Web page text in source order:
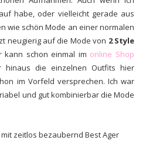
habe, oder vielleicht gerade aus
wie schön Mode an einer normalen
neugierig auf die Mode von 2 Style
kann schon einmal im online Shop
hinaus die einzelnen Outfits hier
im Vorfeld versprechen. Ich war
und gut kombinierbar die Mode